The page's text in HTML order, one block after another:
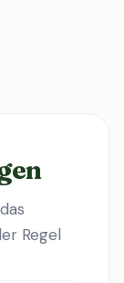
Regel